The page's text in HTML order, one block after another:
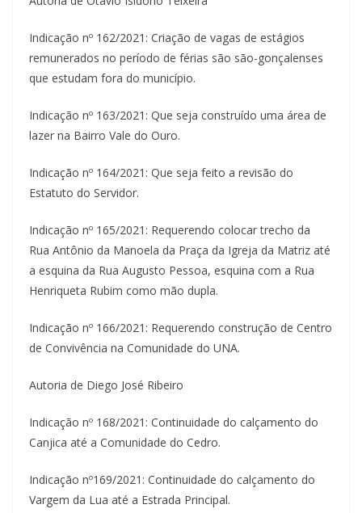
Indicação nº 162/2021: Criação de vagas de estágios
remunerados no período de férias são são-gonçalenses
que estudam fora do município.
Indicação nº 163/2021: Que seja construído uma área de
lazer na Bairro Vale do Ouro.
Indicação nº 164/2021: Que seja feito a revisão do
Estatuto do Servidor.
Indicação nº 165/2021: Requerendo colocar trecho da
Rua Antônio da Manoela da Praça da Igreja da Matriz até
a esquina da Rua Augusto Pessoa, esquina com a Rua
Henriqueta Rubim como mão dupla.
Indicação nº 166/2021: Requerendo construção de Centro
de Convivência na Comunidade do UNA.
Autoria de Diego José Ribeiro
Indicação nº 168/2021: Continuidade do calçamento do
Canjica até a Comunidade do Cedro.
Indicação nº169/2021: Continuidade do calçamento do
Vargem da Lua até a Estrada Principal.